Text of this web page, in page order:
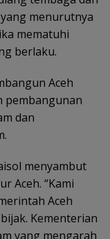
menurutnya
mematuhi
berlaku.
Aceh
pembangunan
dan
menyambut
Aceh. “Kami
Aceh
Kementerian
yang mengarah